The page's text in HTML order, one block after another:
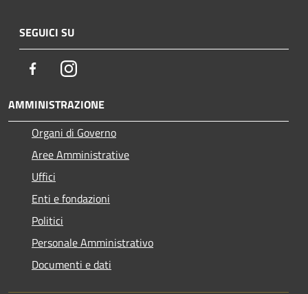
SEGUICI SU
FacebookInstagram
AMMINISTRAZIONE
Organi di Governo
Aree Amministrative
Uffici
Enti e fondazioni
Politici
Personale Amministrativo
Documenti e dati